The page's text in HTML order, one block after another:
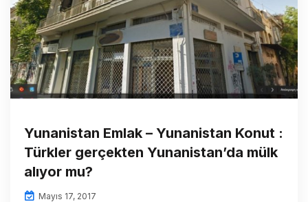
Yunanistan Emlak – Yunanistan Konut :
Türkler gerçekten Yunanistan’da mülk
alıyor mu?
Mayıs 17, 2017